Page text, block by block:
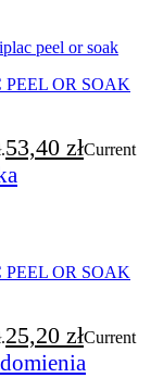
peel or soak
OR SOAK
53,40 złCurrent
OR SOAK
25,20 złCurrent